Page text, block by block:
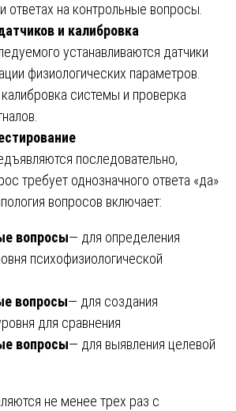
ответах на контрольные вопросы.
и калибровка
устанавливаются датчики
физиологических параметров.
системы и проверка
последовательно,
требует однозначного ответа «да»
вопросов включает:
вопросы— для определения
психофизиологической
вопросы— для создания
для сравнения
вопросы— для выявления целевой
не менее трех раз с